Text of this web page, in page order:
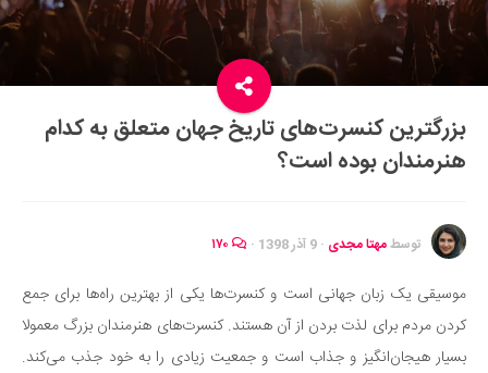
رستوران گردی
آشپزی
سفر و گردشگری
ایران گردی
جهان گردی
موفقیت و مهارت‌های فردی
تغذیه سالم
بهداشت
بزرگترین کنسرت‌های تاریخ جهان متعلق به کدام
هنرمندان بوده است؟
توسطمهتا مجدی · 9 آذر 1398 ·
موسیقی یک زبان جهانی است و کنسرت‌ها یکی از بهترین راه‌ها برای جمع
کردن مردم برای لذت بردن از آن هستند. کنسرت‌های هنرمندان بزرگ معمولا
بسیار هیجان‌انگیز و جذاب است و جمعیت زیادی را به خود جذب می‌کند.